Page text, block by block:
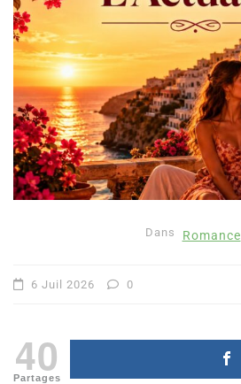
Dans Romance
6 Juil 2026 0
40
Partages